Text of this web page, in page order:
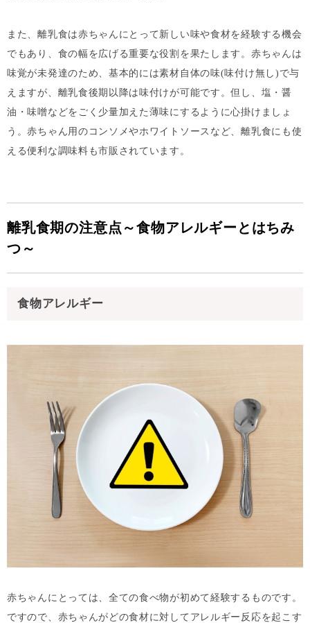
また、離乳食は赤ちゃんにとって新しい味や食材を経験する機会
でもあり、食の幅を広げる重要な役割を果たします。赤ちゃんは
味覚が未発達のため、基本的には素材自体の味(味付け無し)で与
えますが、離乳食後期以降は味付けが可能です。但し、塩・醤
油・味噌などをごく少量加えた薄味にするように心掛けましょ
う。赤ちゃん用のコンソメやホワイトソースなど、離乳食にも使
える便利な調味料も市販されています。
離乳食期の注意点～食物アレルギーとはちみ
つ～
食物アレルギー
赤ちゃんにとっては、全ての食べ物が初めて経験するものです。
ですので、赤ちゃんがどの食材に対してアレルギー反応を起こす